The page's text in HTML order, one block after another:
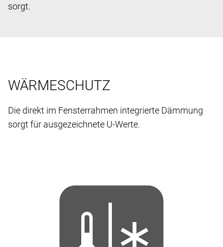
sorgt.
WÄRMESCHUTZ
Die direkt im Fensterrahmen integrierte Dämmung
sorgt für ausgezeichnete U-Werte.